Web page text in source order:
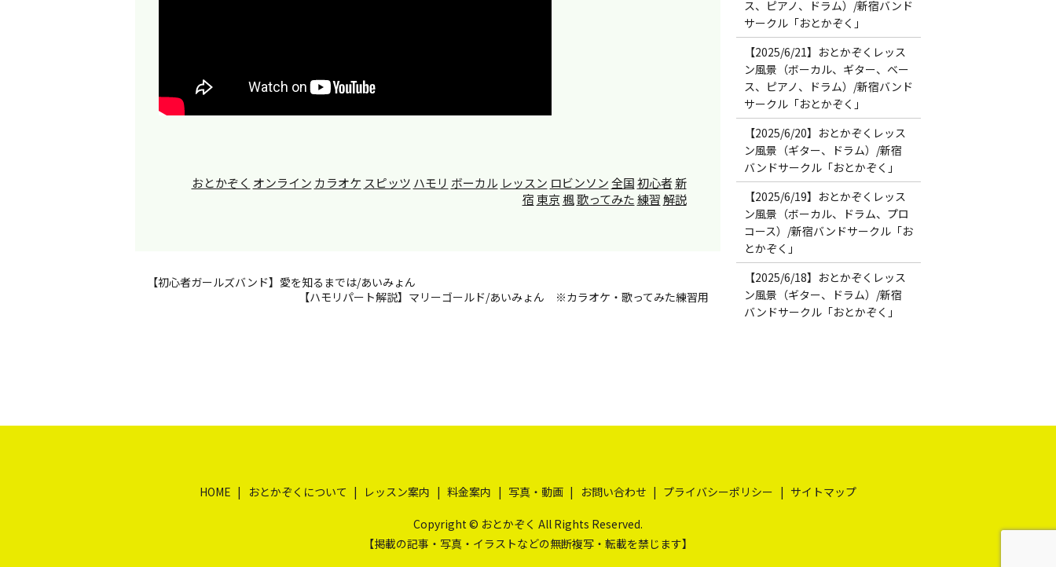
おとかぞく オンライン カラオケ スピッツ ハモリ ボーカル レッスン ロビンソン全国初心者 新
宿 東京 楓歌ってみた練習解説
【初心者ガールズバンド】愛を知るまでは/あいみょん
【ハモリパート解説】マリーゴールド/あいみょん ※カラオケ・歌ってみた練習用
ス、ピアノ、ドラム）/新宿バンド
サークル「おとかぞく」
【2025/6/21】おとかぞくレッス
ン風景（ボーカル、ギター、ベー
ス、ピアノ、ドラム）/新宿バンド
サークル「おとかぞく」
【2025/6/20】おとかぞくレッス
ン風景（ギター、ドラム）/新宿
バンドサークル「おとかぞく」
【2025/6/19】おとかぞくレッス
ン風景（ボーカル、ドラム、プロ
コース）/新宿バンドサークル「お
とかぞく」
【2025/6/18】おとかぞくレッス
ン風景（ギター、ドラム）/新宿
バンドサークル「おとかぞく」
HOME おとかぞくについて レッスン案内 料金案内 写真・動画 お問い合わせ プライバシーポリシー サイトマップ
Copyright © おとかぞく All Rights Reserved.
【掲載の記事・写真・イラストなどの無断複写・転載を禁じます】